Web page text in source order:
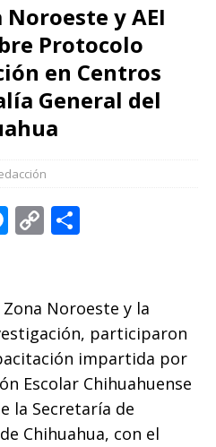
Noroeste y AEI
Protocolo
en Centros
General del
M
e
n
g
e
r
C
y
Li
n
k
p
ar
ti
r
Noroeste y la
participaron
impartida por
Escolar Chihuahuense
la Secretaría de
Chihuahua, con el